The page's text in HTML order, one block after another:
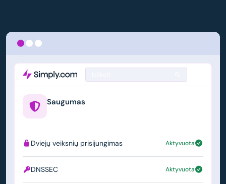
Saugumas
Dviejų veiksnių prisijungimas Aktyvuota
DNSSEC Aktyvuota